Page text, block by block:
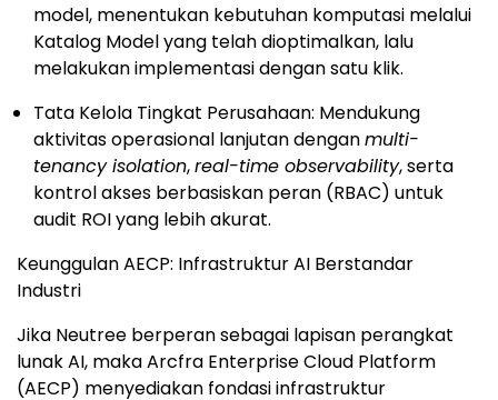
model, menentukan kebutuhan komputasi melalui
Katalog Model yang telah dioptimalkan, lalu
melakukan implementasi dengan satu klik.
Tata Kelola Tingkat Perusahaan: Mendukung
aktivitas operasional lanjutan denganmulti-
tenancy isolation,real-time observability, serta
kontrol akses berbasiskan peran (RBAC) untuk
audit ROI yang lebih akurat.
Keunggulan AECP: Infrastruktur AI Berstandar
Industri
Jika Neutree berperan sebagai lapisan perangkat
lunak AI, maka Arcfra Enterprise Cloud Platform
(AECP) menyediakan fondasi infrastruktur